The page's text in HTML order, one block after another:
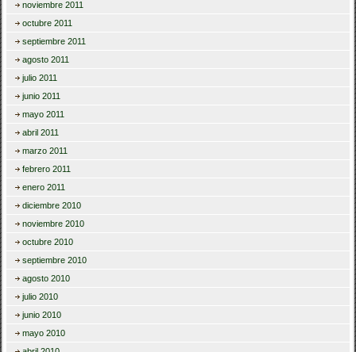
noviembre 2011
octubre 2011
septiembre 2011
agosto 2011
julio 2011
junio 2011
mayo 2011
abril 2011
marzo 2011
febrero 2011
enero 2011
diciembre 2010
noviembre 2010
octubre 2010
septiembre 2010
agosto 2010
julio 2010
junio 2010
mayo 2010